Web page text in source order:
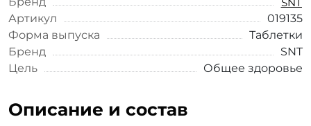
Артикул
019135
Форма выпуска
Таблетки
Бренд
SNT
Цель
Общее здоровье
Описание и состав